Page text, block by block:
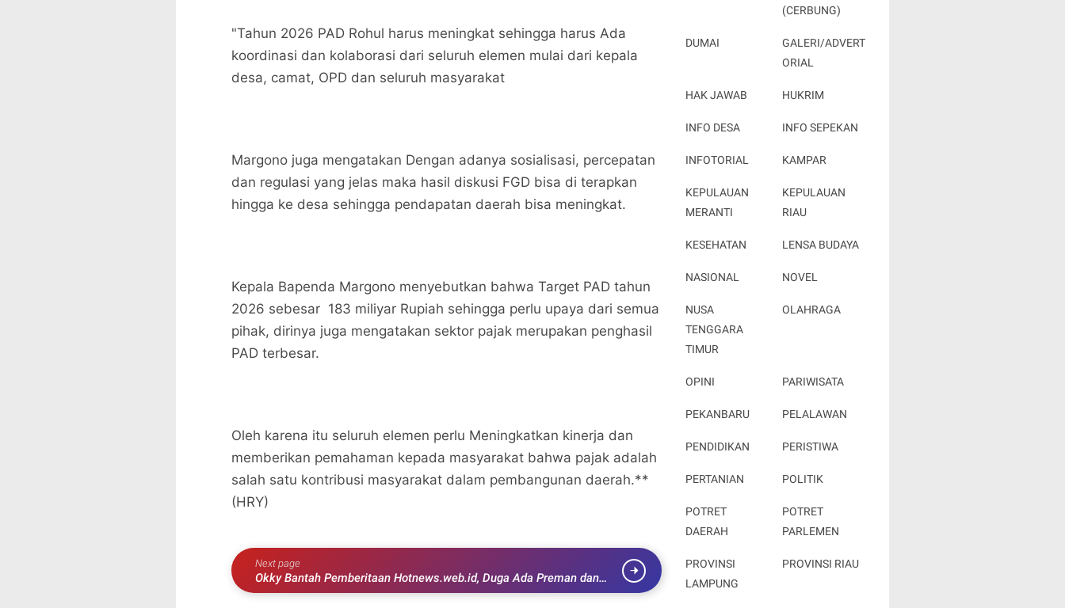
Wabup Rohul Buka FGD Optimalisasi PAD Tahun
2026
Potret Peristiwa
"Tahun 2026 PAD Rohul harus meningkat sehingga harus Ada
koordinasi dan kolaborasi dari seluruh elemen mulai dari kepala
desa, camat, OPD dan seluruh masyarakat
Margono juga mengatakan Dengan adanya sosialisasi, percepatan
dan regulasi yang jelas maka hasil diskusi FGD bisa di terapkan
hingga ke desa sehingga pendapatan daerah bisa meningkat.
Kepala Bapenda Margono menyebutkan bahwa Target PAD tahun
2026 sebesar 183 miliyar Rupiah sehingga perlu upaya dari semua
pihak, dirinya juga mengatakan sektor pajak merupakan penghasil
PAD terbesar.
Oleh karena itu seluruh elemen perlu Meningkatkan kinerja dan
memberikan pemahaman kepada masyarakat bahwa pajak adalah
salah satu kontribusi masyarakat dalam pembangunan daerah.**
(HRY)
Next page
Okky Bantah Pemberitaan Hotnews.web.id, Duga Ada Preman dan
Oknum Pembeking BBM Ilegal
Wabup Rohul Buka FGD Optimalisasi PAD Tahun
2026
Potret Peristiwa
(CERBUNG)
DUMAI
GALERI/ADVERT
ORIAL
HAK JAWAB HUKRIM
INFO DESA INFO SEPEKAN
INFOTORIAL KAMPAR
KEPULAUAN
MERANTI
KEPULAUAN
RIAU
KESEHATAN LENSA BUDAYA
NASIONAL NOVEL
NUSA
TENGGARA
TIMUR
OLAHRAGA
OPINI PARIWISATA
PEKANBARU PELALAWAN
PENDIDIKAN PERISTIWA
PERTANIAN POLITIK
POTRET
DAERAH
POTRET
PARLEMEN
PROVINSI
LAMPUNG
PROVINSI RIAU